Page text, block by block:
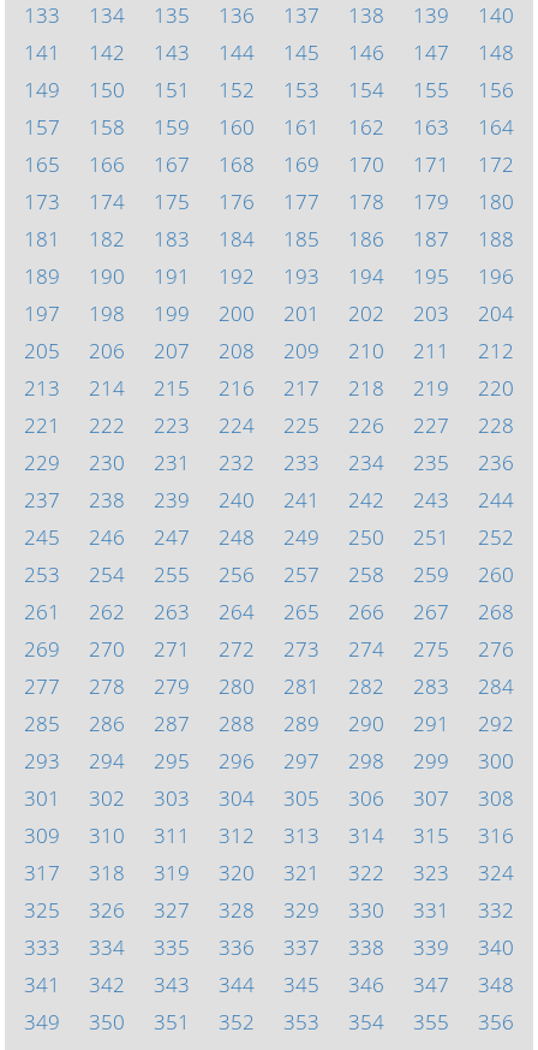
133
134 135 136 137 138 139
140
141
142 143 144 145 146 147
148
149
150 151 152 153 154 155
156
157
158 159 160 161 162 163
164
165
166 167 168 169 170 171
172
173
174 175 176 177 178 179
180
181
182 183 184 185 186 187
188
189
190 191 192 193 194 195
196
197
198 199 200 201 202 203
204
205
206 207 208 209 210 211
212
213
214 215 216 217 218 219
220
221
222 223 224 225 226 227
228
229
230 231 232 233 234 235
236
237
238 239 240 241 242 243
244
245
246 247 248 249 250 251
252
253
254 255 256 257 258 259
260
261
262 263 264 265 266 267
268
269
270 271 272 273 274 275
276
277
278 279 280 281 282 283
284
285
286 287 288 289 290 291
292
293
294 295 296 297 298 299
300
301
302 303 304 305 306 307
308
309
310 311 312 313 314 315
316
317
318 319 320 321 322 323
324
325
326 327 328 329 330 331
332
333
334 335 336 337 338 339
340
341
342 343 344 345 346 347
348
349
350 351 352 353 354 355
356